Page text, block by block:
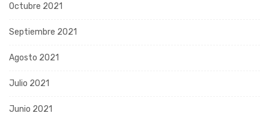
Octubre 2021
Septiembre 2021
Agosto 2021
Julio 2021
Junio 2021